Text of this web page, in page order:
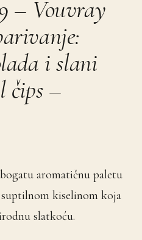
– Vouvray
i slani
čips –
aromatičnu paletu
kiselinom koja
slatkoću.